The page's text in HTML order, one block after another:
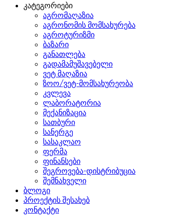
კატეგორიები
აგრომაღაზია
აგრონომის მომსახურება
აგროტურიზმი
ბაზარი
განათლება
გადამამუშავებელი
ვეტ მაღაზია
ზოო/ვეტ-მომსახურეობა
კვლევა
ლაბორატორია
მექანიზაცია
სათბური
სანერგე
სასაკლაო
ფერმა
ფინანსები
შეგროვება-დისტრიბუცია
შემნახველი
ბლოგი
პროექტის შესახებ
კონტაქტი